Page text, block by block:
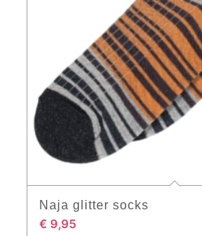
Naja glitter socks
€ 9,95